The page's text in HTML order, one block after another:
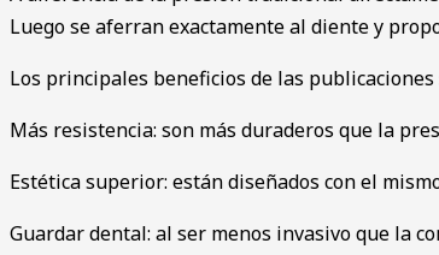
Luego se aferran exactamente al diente y
Los principales beneficios de las publicaciones
Más resistencia: son más duraderos que la
Estética superior: están diseñados con el
Guardar dental: al ser menos invasivo que la